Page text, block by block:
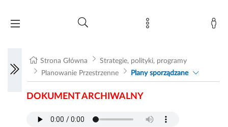
Strona Główna
Strategie, polityki, programy
Planowanie Przestrzenne
Plany sporządzane
DOKUMENT ARCHIWALNY